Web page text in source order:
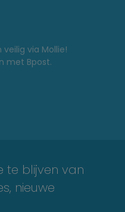
via Mollie!
met Bpost.
te blijven van
nieuwe